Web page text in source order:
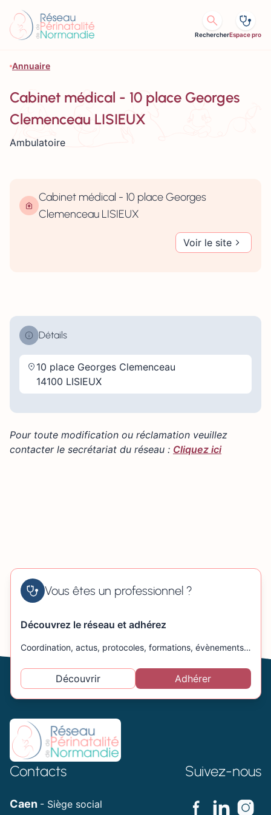
RechercherEspace pro
Annuaire
Cabinet médical - 10 place Georges
Clemenceau LISIEUX
Ambulatoire
Cabinet médical - 10 place Georges
Clemenceau LISIEUX
Voir le site
Détails
10 place Georges Clemenceau
14100 LISIEUX
Pour toute modification ou réclamation veuillez
contacter le secrétariat du réseau : Cliquez ici
Vous êtes un professionnel ?
Découvrez le réseau et adhérez
Coordination, actus, protocoles, formations, évènements…
Découvrir Adhérer
Contacts
Caen - Siège social
Suivez-nous